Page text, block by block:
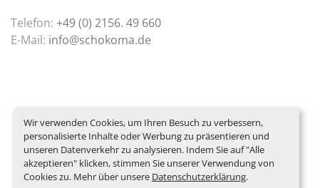
Wir verwenden Cookies, um Ihren Besuch zu verbessern,
personalisierte Inhalte oder Werbung zu präsentieren und
unseren Datenverkehr zu analysieren. Indem Sie auf "Alle
akzeptieren" klicken, stimmen Sie unserer Verwendung von
Cookies zu. Mehr über unsere Datenschutzerklärung.
Telefon: +49 (0) 2156. 49 660
E-Mail: info@schokoma.de